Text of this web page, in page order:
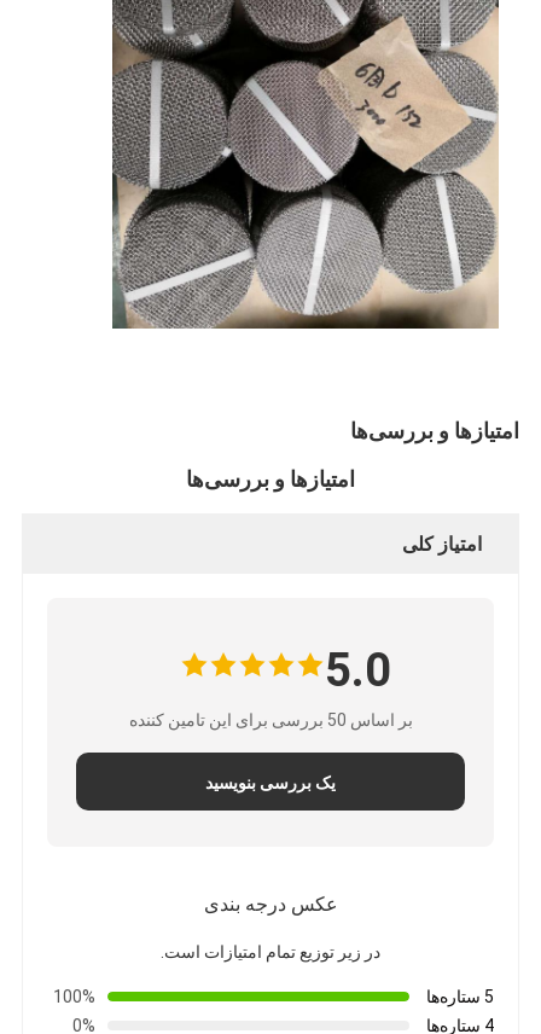
امتیازها و بررسی‌ها
امتیازها و بررسی‌ها
امتیاز کلی
5.0
بر اساس 50 بررسی برای این تامین کننده
یک بررسی بنویسید
عکس درجه بندی
در زیر توزیع تمام امتیازات است.
5 ستاره‌ها
100%
4 ستاره‌ها
0%